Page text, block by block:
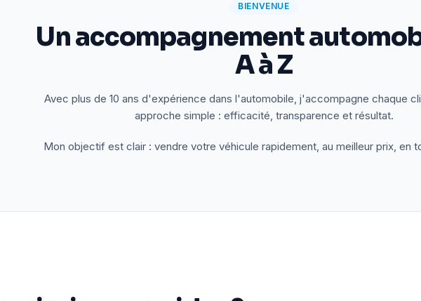
BIENVENUE
Un accompagnement
A à Z
Avec plus de 10 ans d'expérience dans l'automobile, j'accompagne chaque
approche simple : efficacité, transparence et résultat.
Mon objectif est clair : vendre votre véhicule rapidement, au meilleur prix, en